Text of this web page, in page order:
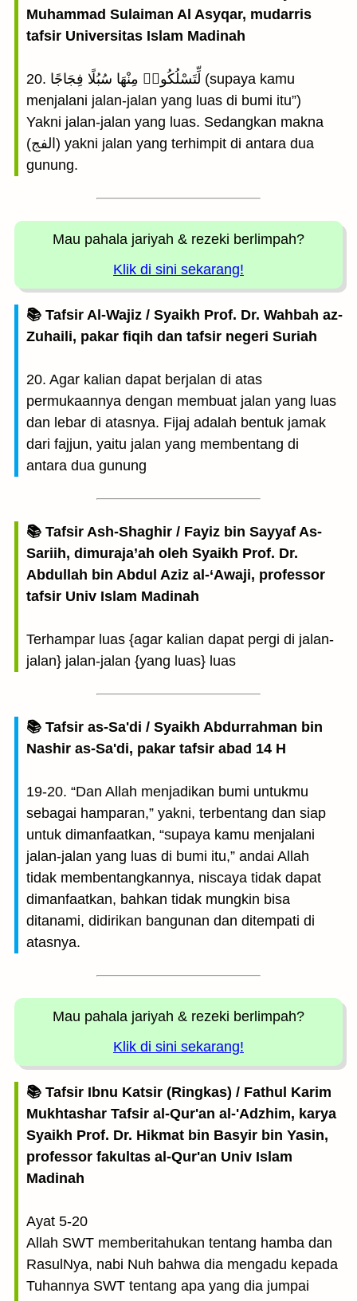
Muhammad Sulaiman Al Asyqar, mudarris
tafsir Universitas Islam Madinah
20. لِّتَسْلُكُوا۟ مِنْهَا سُبُلًا فِجَاجًا (supaya kamu
menjalani jalan-jalan yang luas di bumi itu”)
Yakni jalan-jalan yang luas. Sedangkan makna
(الفج) yakni jalan yang terhimpit di antara dua
gunung.
Mau pahala jariyah & rezeki berlimpah?
Klik di sini sekarang!
📚 Tafsir Al-Wajiz / Syaikh Prof. Dr. Wahbah az-
Zuhaili, pakar fiqih dan tafsir negeri Suriah
20. Agar kalian dapat berjalan di atas
permukaannya dengan membuat jalan yang luas
dan lebar di atasnya. Fijaj adalah bentuk jamak
dari fajjun, yaitu jalan yang membentang di
antara dua gunung
📚 Tafsir Ash-Shaghir / Fayiz bin Sayyaf As-
Sariih, dimuraja’ah oleh Syaikh Prof. Dr.
Abdullah bin Abdul Aziz al-‘Awaji, professor
tafsir Univ Islam Madinah
Terhampar luas {agar kalian dapat pergi di jalan-
jalan} jalan-jalan {yang luas} luas
📚 Tafsir as-Sa'di / Syaikh Abdurrahman bin
Nashir as-Sa'di, pakar tafsir abad 14 H
19-20. “Dan Allah menjadikan bumi untukmu
sebagai hamparan,” yakni, terbentang dan siap
untuk dimanfaatkan, “supaya kamu menjalani
jalan-jalan yang luas di bumi itu,” andai Allah
tidak membentangkannya, niscaya tidak dapat
dimanfaatkan, bahkan tidak mungkin bisa
ditanami, didirikan bangunan dan ditempati di
atasnya.
Mau pahala jariyah & rezeki berlimpah?
Klik di sini sekarang!
📚 Tafsir Ibnu Katsir (Ringkas) / Fathul Karim
Mukhtashar Tafsir al-Qur'an al-'Adzhim, karya
Syaikh Prof. Dr. Hikmat bin Basyir bin Yasin,
professor fakultas al-Qur'an Univ Islam
Madinah
Ayat 5-20
Allah SWT memberitahukan tentang hamba dan
RasulNya, nabi Nuh bahwa dia mengadu kepada
Tuhannya SWT tentang apa yang dia jumpai